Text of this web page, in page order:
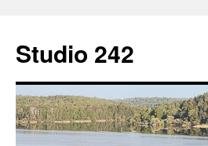
Studio 242